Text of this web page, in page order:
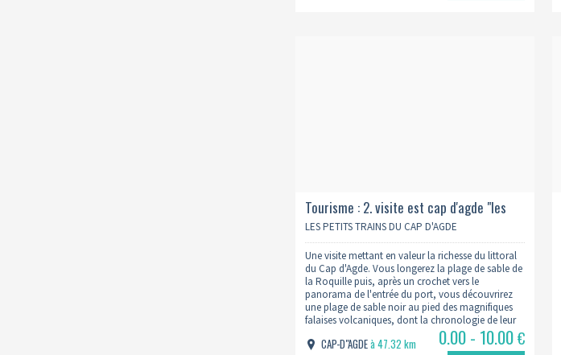
Tourisme : 2. visite est cap d'agde "les
falaises volcaniques" - 1h10
LES PETITS TRAINS DU CAP D'AGDE
Une visite mettant en valeur la richesse du littoral
du Cap d'Agde. Vous longerez la plage de sable de
la Roquille puis, après un crochet vers le
panorama de l'entrée du port, vous découvrirez
une plage de sable noir au pied des magnifiques
falaises volcaniques, dont la chronologie de leur
CAP-D"AGDEà 47.32 km
0.00 - 10.00€